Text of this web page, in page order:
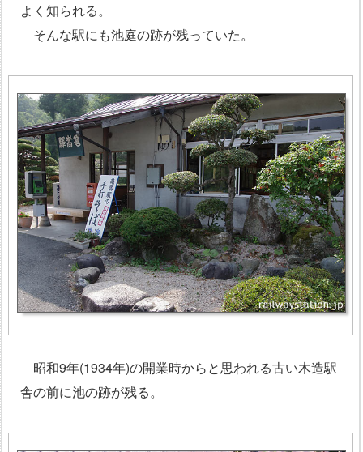
よく知られる。
そんな駅にも池庭の跡が残っていた。
昭和9年(1934年)の開業時からと思われる古い木造駅
舎の前に池の跡が残る。